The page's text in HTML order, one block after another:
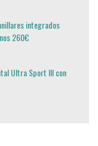
integrados
260€
Ultra Sport III con